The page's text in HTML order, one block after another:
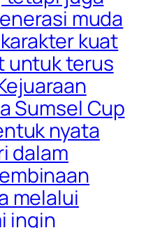
muda
kuat
untuk terus
Sumsel Cup
nyata
dalam
melalui
ingin